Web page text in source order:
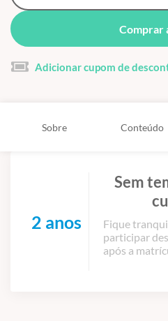
Comprar
Adicionar cupom de
Sobre Conteúdo
2 anos
Sem
Fique
participar
após a